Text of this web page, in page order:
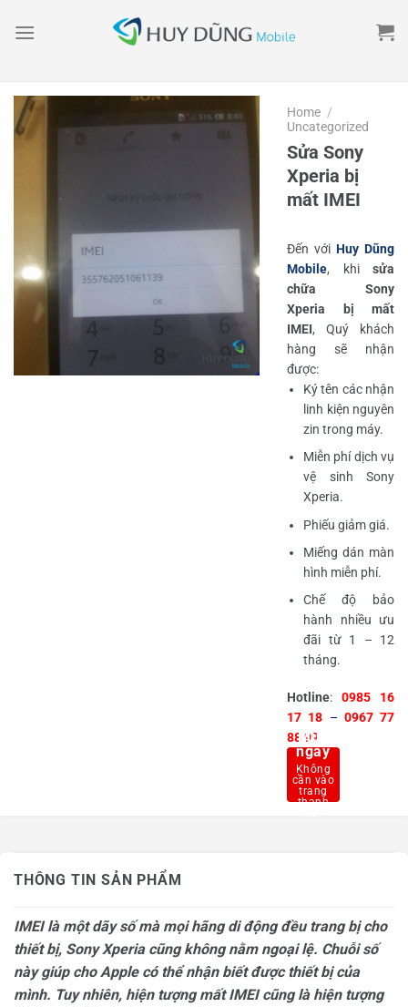
Home /
Uncategorized
Sửa Sony
Xperia bị
mất IMEI
Đến với Huy Dũng
Mobile, khi sửa
chữa Sony
Xperia bị mất
IMEI, Quý khách
hàng sẽ nhận
được:
Ký tên các nhận
linh kiện nguyên
zin trong máy.
Miễn phí dịch vụ
vệ sinh Sony
Xperia.
Phiếu giảm giá.
Miếng dán màn
hình miễn phí.
Chế độ bảo
hành nhiều ưu
đãi từ 1 – 12
tháng.
Hotline: 0985 16
17 18 – 0967 77
88 99
Mua
ngay
THÔNG TIN SẢN PHẨM
IMEI là một dãy số mà mọi hãng di động đều trang bị cho
thiết bị, Sony Xperia cũng không nằm ngoại lệ. Chuỗi số
này giúp cho Apple có thể nhận biết được thiết bị của
mình. Tuy nhiên, hiện tượng mất IMEI cũng là hiện tượng